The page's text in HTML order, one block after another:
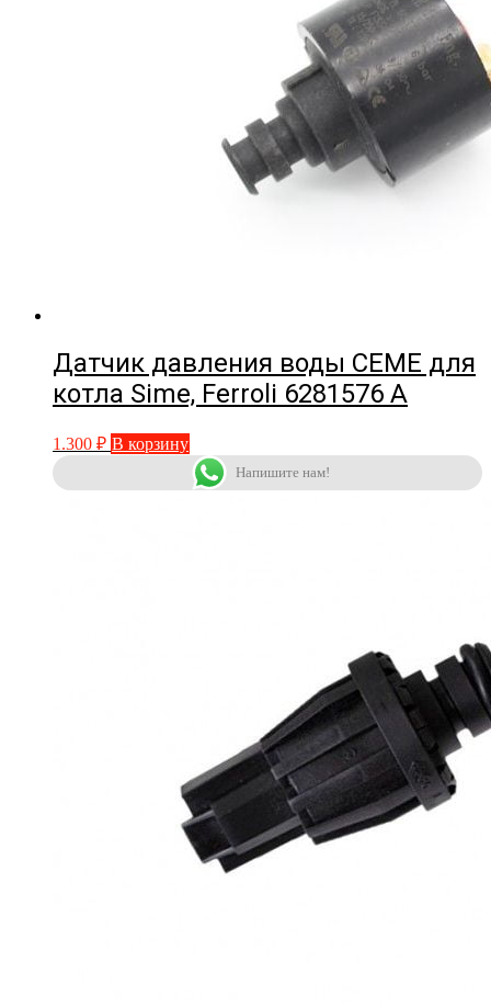
Датчик давления воды CEME для
котла Sime, Ferroli 6281576 A
1.300 ₽ В корзину
Напишите нам!